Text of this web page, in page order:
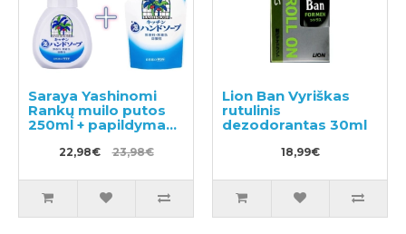
Saraya Yashinomi
Rankų muilo putos
250ml + papildymas
22,98€ 23,98€
Lion Ban Vyriškas
rutulinis
dezodorantas 30ml
18,99€